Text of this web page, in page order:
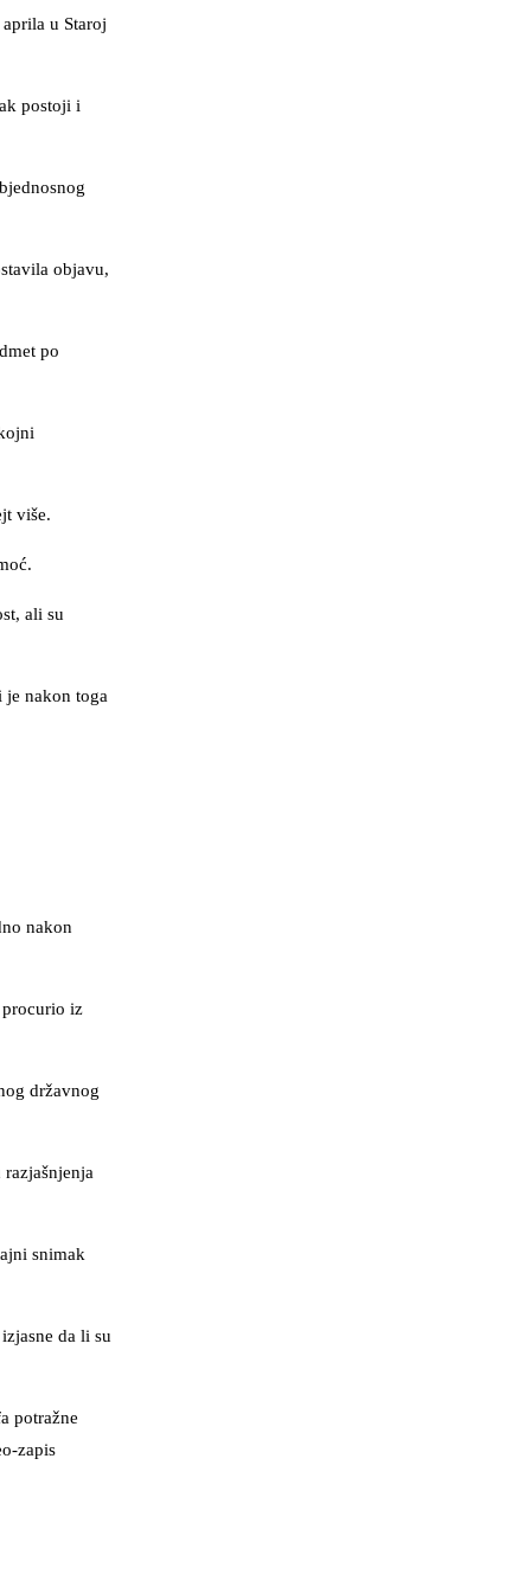
u Staroj
postoji i
objavu,
po
više.
ali su
je nakon toga
nakon
procurio iz
državnog
snimak
da li su
potražne
zapis